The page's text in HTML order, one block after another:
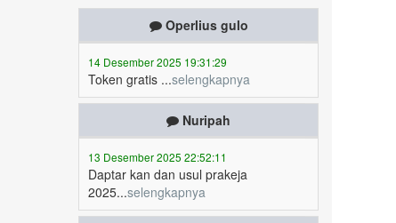
14 Desember 2025 19:31:29
Token gratis ...selengkapnya
Nuripah
13 Desember 2025 22:52:11
Daptar kan dan usul prakeja
2025...selengkapnya
Erizal